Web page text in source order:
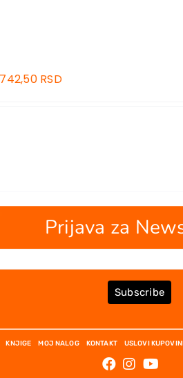
742,50 RSD
Prijava za
Subscribe
KNJIGE MOJ NALOG KONTAKT USLOVI